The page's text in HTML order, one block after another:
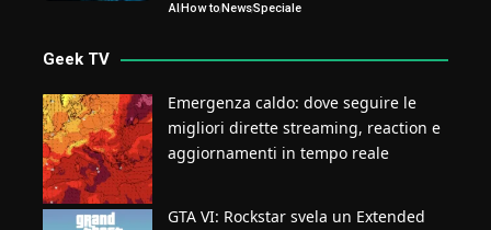
AIHow toNewsSpeciale
Geek TV
Emergenza caldo: dove seguire le
migliori dirette streaming, reaction e
aggiornamenti in tempo reale
GTA VI: Rockstar svela un Extended